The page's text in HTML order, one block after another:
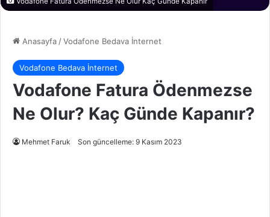
Anasayfa/Vodafone Bedava İnternet
Vodafone Bedava İnternet
Vodafone Fatura Ödenmezse
Ne Olur? Kaç Günde Kapanır?
Mehmet Faruk Son güncelleme: 9 Kasım 2023